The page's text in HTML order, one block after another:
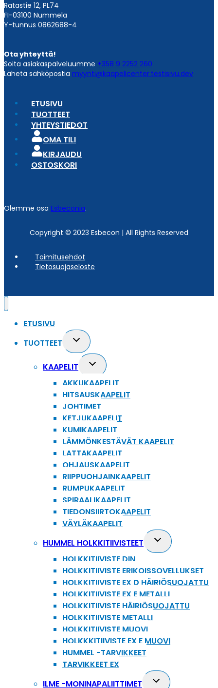
Ratastie 12, PL74
FI-03100 Nummela
Y-tunnus 0862688-4
Ota yhteyttä!
Soita asiakaspalveluumme +358 9 2252 260
Lähetä sähköpostia myynti@kaapelicenter.testisivu.dev
ETUSIVU
TUOTTEET
YHTEYSTIEDOT
OMA TILI
KIRJAUDU
OSTOSKORI
Olemme osa Esbeconia.
Copyright © 2023 Esbecon | All Rights Reserved
Toimitusehdot
Tietosuojaseloste
ETUSIVU
TUOTTEET
Toggle
child
menu
KAAPELIT
Toggle
child
menu
AKKUKAAPELIT
HITSAUSKAAPELIT
JOHTIMET
KETJUKAAPELIT
KUMIKAAPELIT
LÄMMÖNKESTÄVÄT KAAPELIT
LATTAKAAPELIT
OHJAUSKAAPELIT
RIIPPUOHJAINKAAPELIT
RUMPUKAAPELIT
SPIRAALIKAAPELIT
TIEDONSIIRTOKAAPELIT
VÄYLÄKAAPELIT
HUMMEL HOLKKITIIVISTEET
Toggle
child
HOLKKITIIVISTE DIN
HOLKKITIIVISTE ERIKOISSOVELLUKSET
HOLKKITIIVISTE EX D HÄIRIÖSUOJATTU
HOLKKITIIVISTE EX E METALLI
HOLKKITIIVISTE HÄIRIÖSUOJATTU
HOLKKITIIVISTE METALLI
HOLKKITIIVISTE MUOVI
HOLKKKITIIVISTE EX E MUOVI
HUMMEL -TARVIKKEET
TARVIKKEET EX
ILME -MONINAPALIITTIMET
Toggle